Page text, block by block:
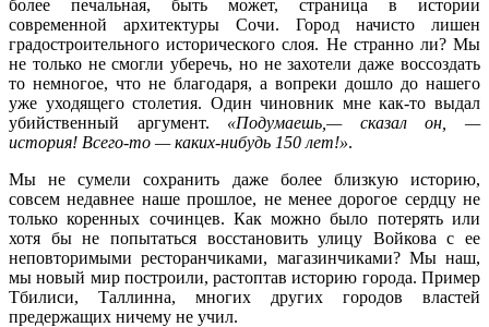
более печальная, быть может, страница в истории
современной архитектуры Сочи. Город начисто лишен
градостроительного исторического слоя. Не странно ли? Мы
не только не смогли уберечь, но не захотели даже воссоздать
то немногое, что не благодаря, а вопреки дошло до нашего
уже уходящего столетия. Один чиновник мне как-то выдал
убийственный аргумент. «Подумаешь,— сказал он, —
история! Всего-то — каких-нибудь 150 лет!».
Мы не сумели сохранить даже более близкую историю,
совсем недавнее наше прошлое, не менее дорогое сердцу не
только коренных сочинцев. Как можно было потерять или
хотя бы не попытаться восстановить улицу Войкова с ее
неповторимыми ресторанчиками, магазинчиками? Мы наш,
мы новый мир построили, растоптав историю города. Пример
Тбилиси, Таллинна, многих других городов властей
предержащих ничему не учил.